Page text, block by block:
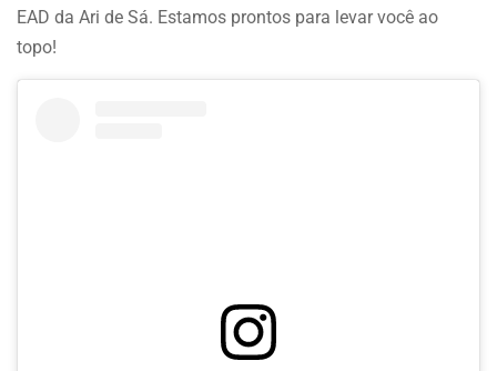
EAD da Ari de Sá. Estamos prontos para levar você ao
topo!